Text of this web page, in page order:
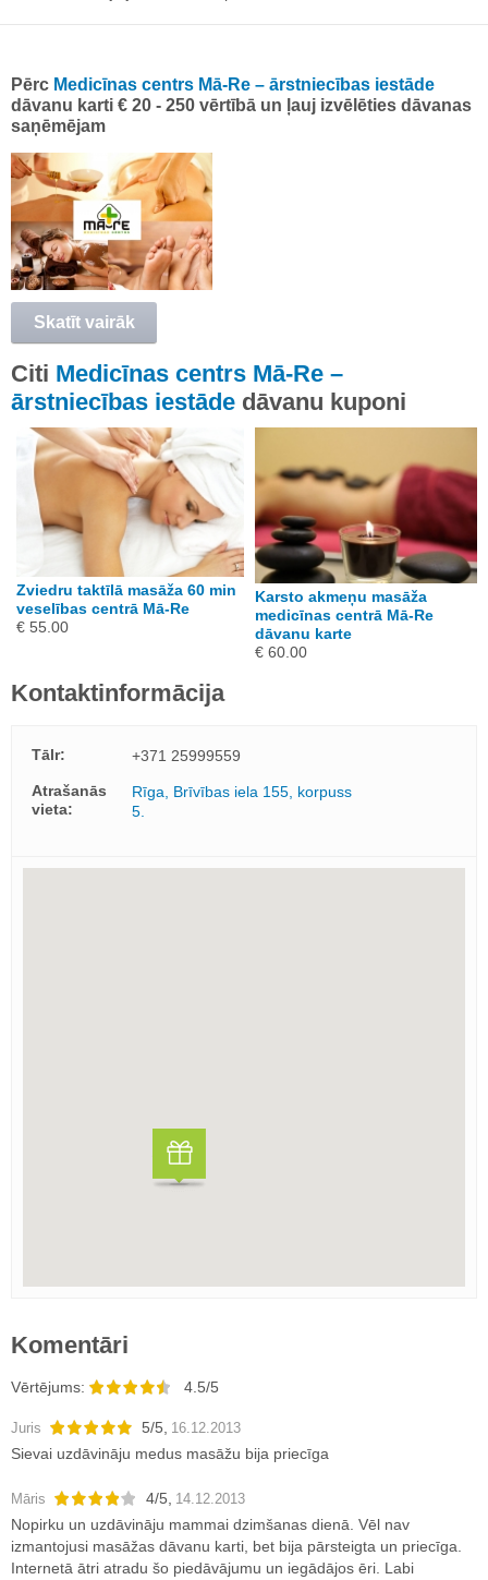
Pērc Medicīnas centrs Mā-Re – ārstniecības iestāde
dāvanu karti € 20 - 250 vērtībā un ļauj izvēlēties dāvanas
saņēmējam
Skatīt vairāk
Citi Medicīnas centrs Mā-Re –
ārstniecības iestāde dāvanu kuponi
Zviedru taktīlā masāža 60 min
veselības centrā Mā-Re
€ 55.00
Karsto akmeņu masāža
medicīnas centrā Mā-Re
dāvanu karte
€ 60.00
Kontaktinformācija
Tālr:
+371 25999559
Atrašanās
vieta:
Rīga, Brīvības iela 155, korpuss
5.
Komentāri
Vērtējums: 4.5/5
Juris 5/5, 16.12.2013
Sievai uzdāvināju medus masāžu bija priecīga
Māris 4/5, 14.12.2013
Nopirku un uzdāvināju mammai dzimšanas dienā. Vēl nav
izmantojusi masāžas dāvanu karti, bet bija pārsteigta un priecīga.
Internetā ātri atradu šo piedāvājumu un iegādājos ēri. Labi